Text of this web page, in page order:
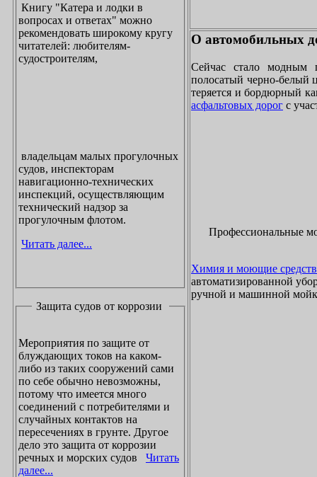
Книгу "Катера и лодки в
вопросах и ответах" можно
рекомендовать широкому кругу
читателей: любителям-
судостроителям,
владельцам малых прогулочных
судов, инспекторам
навигационно-технических
инспекций, осуществляющим
технический надзор за
прогулочным флотом.
Читать далее...
Защита судов от коррозии
Мероприятия по защите от
блуждающих токов на каком-
либо из таких сооружений сами
по себе обычно невозможны,
потому что имеется много
соединений с потребителями и
случайных контактов на
пересечениях в грунте. Другое
дело это защита от коррозии
речных и морских судов Читать
далее...
О автомобильных
Сейчас стало модным
полосатый черно-белый
теряется и бордюрный
асфальтовых дорог с
Профессиональные
Химия и моющие
автоматизированной
ручной и машинной